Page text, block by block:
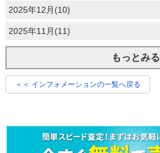
2025年12月(10)
2025年11月(11)
もっとみる
＜＜ インフォメーションの一覧へ戻る